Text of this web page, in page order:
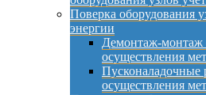
Поверка оборудования
энергии
Демонтаж-монтаж
осуществления
Пусконаладочные
осуществления